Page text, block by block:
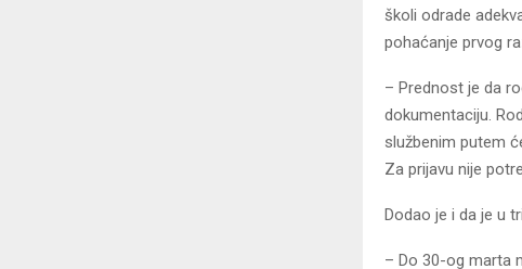
školi odrade
pohaćanje prvog
– Prednost je da
dokumentaciju.
službenim putem
Za prijavu nije
Dodao je i da je u
– Do 30-og marta